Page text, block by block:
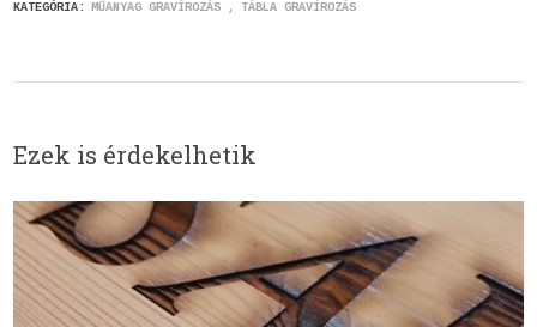
KATEGÓRIA: MŰANYAG GRAVÍROZÁS TÁBLA GRAVÍROZÁS
Ezek is érdekelhetik